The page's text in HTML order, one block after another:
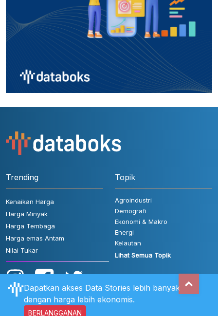
Trending
Kenaikan Harga
Harga Minyak
Harga Tembaga
Harga emas Antam
Nilai Tukar
Topik
Agroindustri
Demografi
Ekonomi & Makro
Energi
Kelautan
Lihat Semua Topik
Dapatkan akses Data Stories lebih banyak
dengan harga lebih ekonomis.
BERLANGGANAN